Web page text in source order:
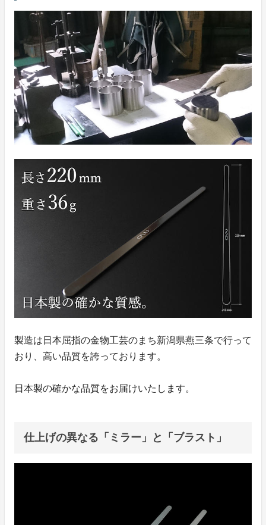
製造は日本屈指の金物工芸のまち新潟県燕三条で行って
おり、高い品質を誇っております。
日本製の確かな品質をお届けいたします。
仕上げの異なる「ミラー」と「ブラスト」